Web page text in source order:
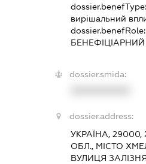
dossier.benefType:
вирішальний
dossier.benefRole:
dossier.smida:
dossier.address:
УКРАЇНА,
ОБЛ., МІСТО
ВУЛИЦЯ